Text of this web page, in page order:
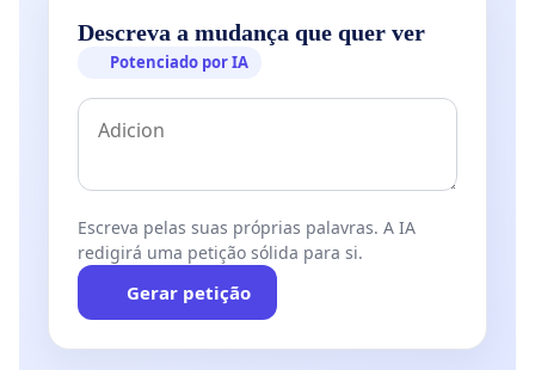
Descreva a mudança que quer ver
Potenciado por IA
Escreva pelas suas próprias palavras. A IA
redigirá uma petição sólida para si.
Gerar petição